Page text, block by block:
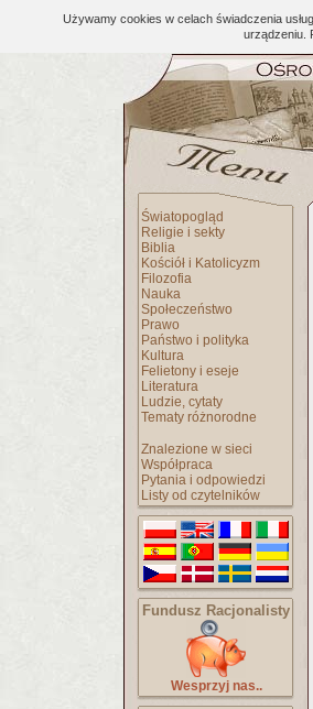
Używamy cookies w celach świadczenia
urządzeniu.
Światopogląd
Religie i sekty
Biblia
Kościół i Katolicyzm
Filozofia
Nauka
Społeczeństwo
Prawo
Państwo i polityka
Kultura
Felietony i eseje
Literatura
Ludzie, cytaty
Tematy różnorodne
Znalezione w sieci
Współpraca
Pytania i odpowiedzi
Listy od czytelników
Fundusz Racjonalisty
Wesprzyj nas..